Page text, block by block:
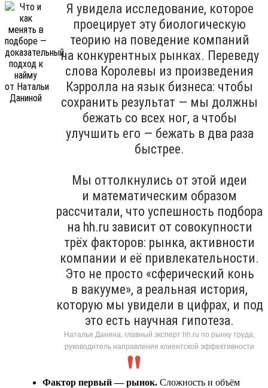
Я увидела исследование, которое
проецирует эту биологическую
теорию на поведение компаний
на конкурентных рынках. Переведу
слова Королевы из произведения
Кэрролла на язык бизнеса: чтобы
сохранить результат — мы должны
бежать со всех ног, а чтобы
улучшить его — бежать в два раза
быстрее.
Мы оттолкнулись от этой идеи
и математическим образом
рассчитали, что успешность подбора
на hh.ru зависит от совокупности
трёх факторов: рынка, активности
компании и её привлекательности.
Это не просто «сферический конь
в вакууме», а реальная история,
которую мы увидели в цифрах, и под
это есть научная гипотеза.
Наталья Данина, главный эксперт hh.ru по рынку труда,
руководитель направления клиентской эффективности
Фактор первый — рынок. Сложность и объём